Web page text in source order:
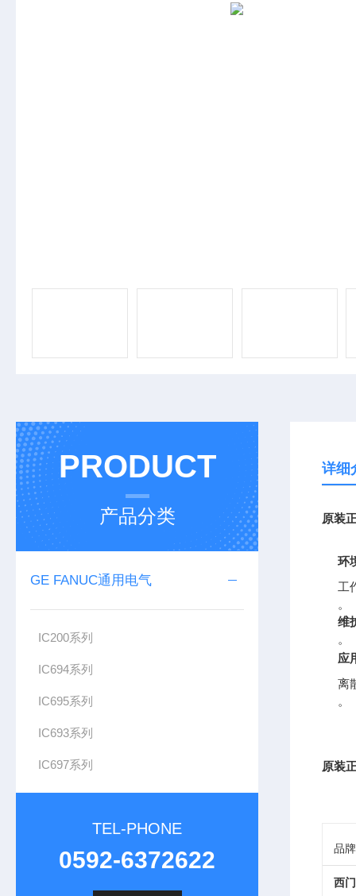
PRODUCT
产品分类
GE FANUC通用电气
IC200系列
IC694系列
IC695系列
IC693系列
IC697系列
TEL-PHONE
0592-6372622
详细
原装
环
工
。
维
。
应
离
。
原装
品牌
西